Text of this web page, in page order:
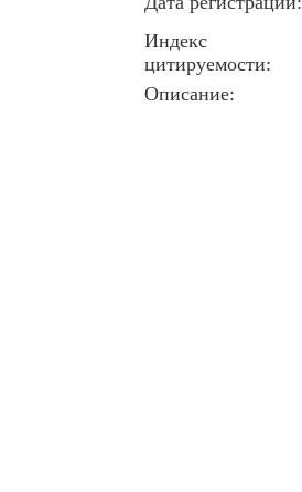
Индекс
цитируемости:
Описание: